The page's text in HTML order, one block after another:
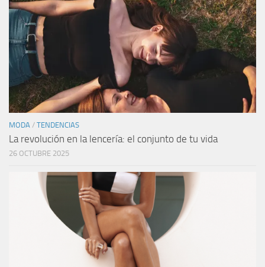
MODA / TENDENCIAS
La revolución en la lencería: el conjunto de tu vida
26 OCTUBRE 2025